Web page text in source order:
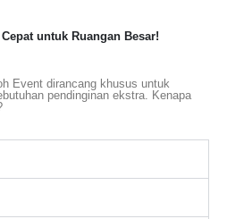
untuk Ruangan Besar!
Event dirancang khusus untuk
pendinginan ekstra. Kenapa